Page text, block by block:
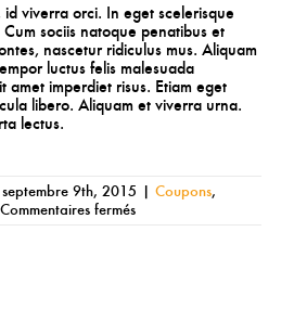
viverra orci. In eget scelerisque
sociis natoque penatibus et
nascetur ridiculus mus. Aliquam
luctus felis malesuada
amet imperdiet risus. Etiam eget
libero. Aliquam et viverra urna.
lectus.
septembre 9th, 2015 | Coupons,
Commentaires ferméssur